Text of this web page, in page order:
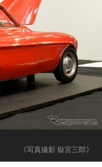
《写真撮影 嶽宮三郎》